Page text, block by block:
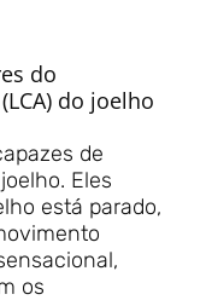
do
do joelho
de
Eles
está parado,
os